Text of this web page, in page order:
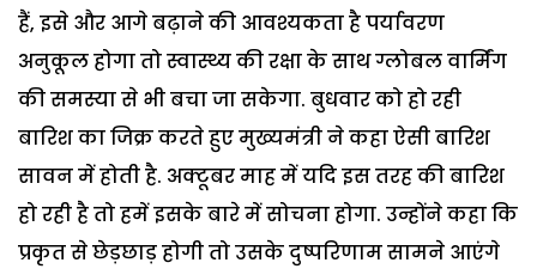
हैं, इसे और आगे बढ़ाने की आवश्यकता है पर्यावरण
अनुकूल होगा तो स्वास्थ्य की रक्षा के साथ ग्लोबल वार्मिंग
की समस्या से भी बचा जा सकेगा. बुधवार को हो रही
बारिश का जिक्र करते हुए मुख्यमंत्री ने कहा ऐसी बारिश
सावन में होती है. अक्टूबर माह में यदि इस तरह की बारिश
हो रही है तो हमें इसके बारे में सोचना होगा. उन्होंने कहा कि
प्रकृत से छेड़छाड़ होगी तो उसके दुष्परिणाम सामने आएंगे